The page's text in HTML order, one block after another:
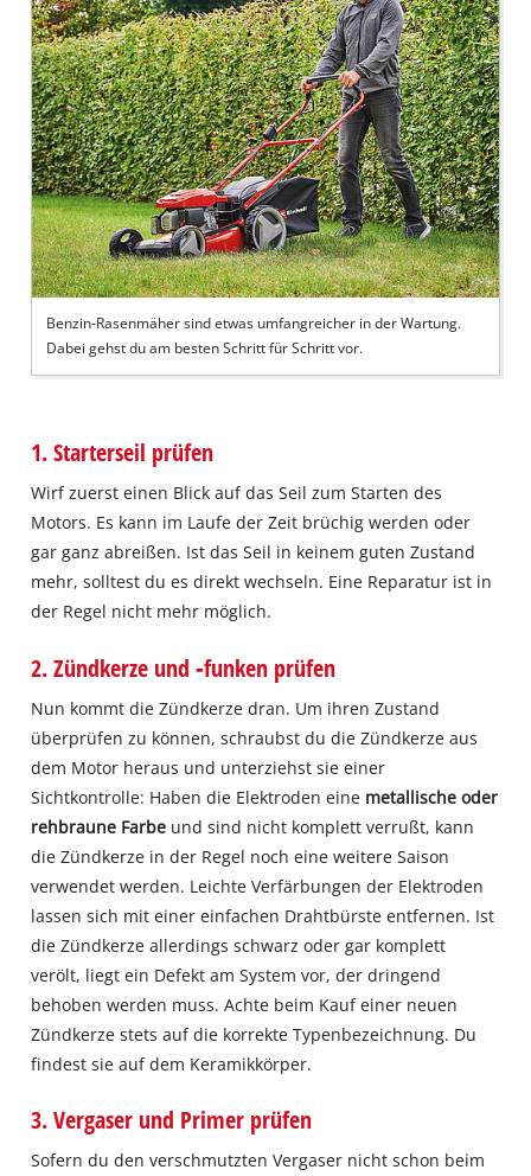
Benzin-Rasenmäher sind etwas umfangreicher in der Wartung.
Dabei gehst du am besten Schritt für Schritt vor.
1. Starterseil prüfen
Wirf zuerst einen Blick auf das Seil zum Starten des
Motors. Es kann im Laufe der Zeit brüchig werden oder
gar ganz abreißen. Ist das Seil in keinem guten Zustand
mehr, solltest du es direkt wechseln. Eine Reparatur ist in
der Regel nicht mehr möglich.
2. Zündkerze und ‐funken prüfen
Nun kommt die Zündkerze dran. Um ihren Zustand
überprüfen zu können, schraubst du die Zündkerze aus
dem Motor heraus und unterziehst sie einer
Sichtkontrolle: Haben die Elektroden eine metallische oder
rehbraune Farbe und sind nicht komplett verrußt, kann
die Zündkerze in der Regel noch eine weitere Saison
verwendet werden. Leichte Verfärbungen der Elektroden
lassen sich mit einer einfachen Drahtbürste entfernen. Ist
die Zündkerze allerdings schwarz oder gar komplett
verölt, liegt ein Defekt am System vor, der dringend
behoben werden muss. Achte beim Kauf einer neuen
Zündkerze stets auf die korrekte Typenbezeichnung. Du
findest sie auf dem Keramikkörper.
3. Vergaser und Primer prüfen
Sofern du den verschmutzten Vergaser nicht schon beim